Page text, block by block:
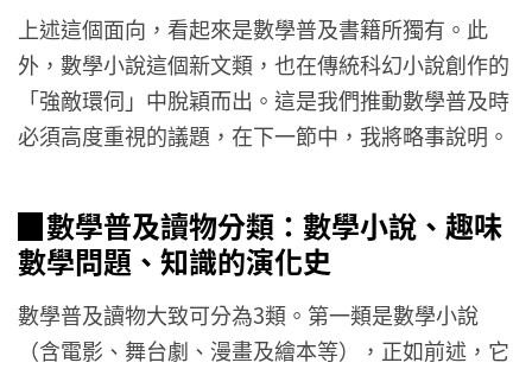
上述這個面向，看起來是數學普及書籍所獨有。此
外，數學小說這個新文類，也在傳統科幻小說創作的
「強敵環伺」中脫穎而出。這是我們推動數學普及時
必須高度重視的議題，在下一節中，我將略事說明。
▉數學普及讀物分類：數學小說、趣味
數學問題、知識的演化史
數學普及讀物大致可分為3類。第一類是數學小說
（含電影、舞台劇、漫畫及繪本等），正如前述，它